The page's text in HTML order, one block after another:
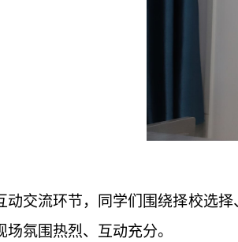
动交流环节，同学们围绕择校选
场氛围热烈、互动充分。